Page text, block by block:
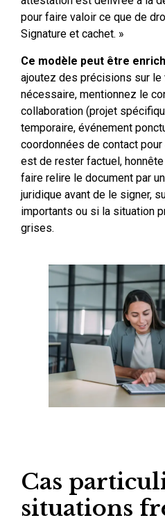
pour faire valoir ce que de
Signature et cachet. »
Ce modèle peut être
ajoutez des précisions sur le
nécessaire, mentionnez le
collaboration (projet
temporaire, événement
coordonnées de contact
est de rester factuel,
faire relire le document par
juridique avant de le signer,
importants ou si la situation
grises.
Cas
situations